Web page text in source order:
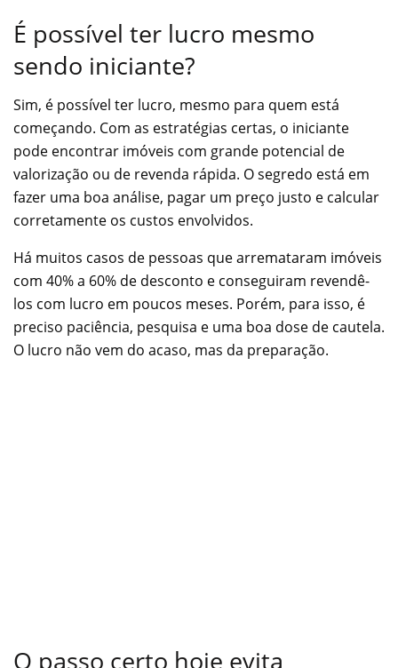
É possível ter lucro mesmo
sendo iniciante?
Sim, é possível ter lucro, mesmo para quem está
começando. Com as estratégias certas, o iniciante
pode encontrar imóveis com grande potencial de
valorização ou de revenda rápida. O segredo está em
fazer uma boa análise, pagar um preço justo e calcular
corretamente os custos envolvidos.
Há muitos casos de pessoas que arremataram imóveis
com 40% a 60% de desconto e conseguiram revendê-
los com lucro em poucos meses. Porém, para isso, é
preciso paciência, pesquisa e uma boa dose de cautela.
O lucro não vem do acaso, mas da preparação.
O passo certo hoje evita